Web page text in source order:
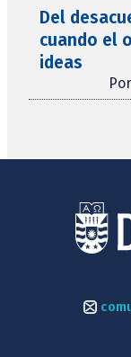
Del
cuando el
ideas
Por